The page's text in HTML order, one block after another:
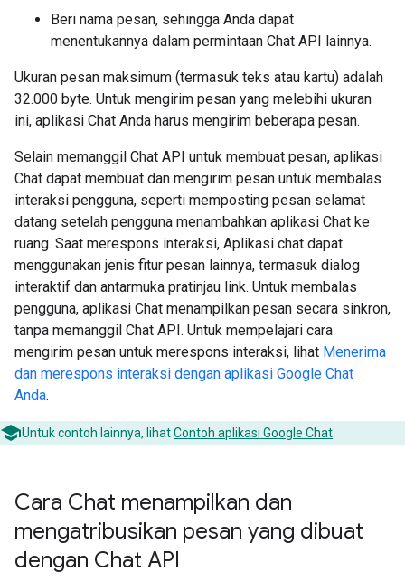
Beri nama pesan, sehingga Anda dapat
menentukannya dalam permintaan Chat API lainnya.
Ukuran pesan maksimum (termasuk teks atau kartu) adalah
32.000 byte. Untuk mengirim pesan yang melebihi ukuran
ini, aplikasi Chat Anda harus mengirim beberapa pesan.
Selain memanggil Chat API untuk membuat pesan, aplikasi
Chat dapat membuat dan mengirim pesan untuk membalas
interaksi pengguna, seperti memposting pesan selamat
datang setelah pengguna menambahkan aplikasi Chat ke
ruang. Saat merespons interaksi, Aplikasi chat dapat
menggunakan jenis fitur pesan lainnya, termasuk dialog
interaktif dan antarmuka pratinjau link. Untuk membalas
pengguna, aplikasi Chat menampilkan pesan secara sinkron,
tanpa memanggil Chat API. Untuk mempelajari cara
mengirim pesan untuk merespons interaksi, lihat Menerima
dan merespons interaksi dengan aplikasi Google Chat
Anda.
Untuk contoh lainnya, lihatContoh aplikasi Google Chat
Cara Chat menampilkan dan
mengatribusikan pesan yang dibuat
dengan Chat API